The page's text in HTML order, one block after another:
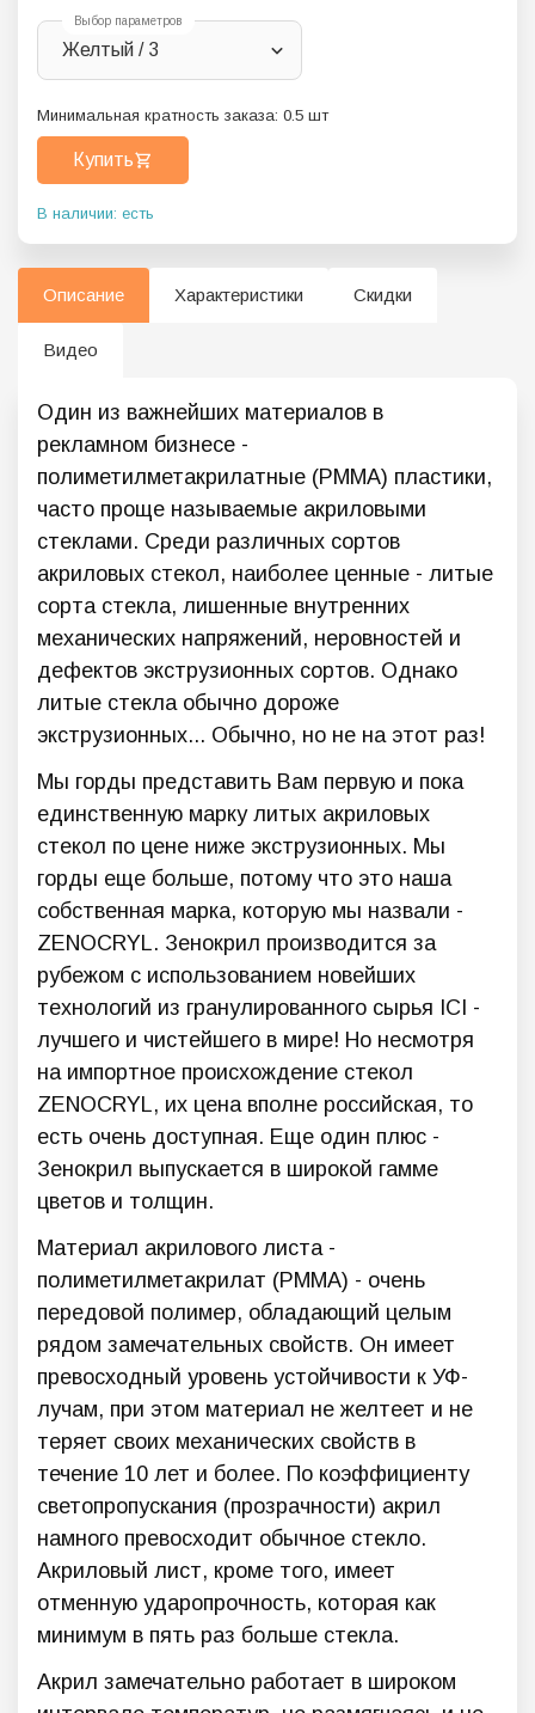
Выбор параметров
Желтый / 3
Минимальная кратность заказа: 0.5 шт
Купить
В наличии: есть
Описание Характеристики Скидки
Видео
Один из важнейших материалов в
рекламном бизнесе -
полиметилметакрилатные (PММА) пластики,
часто проще называемые акриловыми
стеклами. Среди различных сортов
акриловых стекол, наиболее ценные - литые
сорта стекла, лишенные внутренних
механических напряжений, неровностей и
дефектов экструзионных сортов. Однако
литые стекла обычно дороже
экструзионных... Обычно, но не на этот раз!
Мы горды представить Вам первую и пока
единственную марку литых акриловых
стекол по цене ниже экструзионных. Мы
горды еще больше, потому что это наша
собственная марка, которую мы назвали -
ZENOCRYL. Зенокрил производится за
рубежом с использованием новейших
технологий из гранулированного сырья ICI -
лучшего и чистейшего в мире! Но несмотря
на импортное происхождение стекол
ZENOCRYL, их цена вполне российская, то
есть очень доступная. Еще один плюс -
Зенокрил выпускается в широкой гамме
цветов и толщин.
Материал акрилового листа -
полиметилметакрилат (PMMA) - очень
передовой полимер, обладающий целым
рядом замечательных свойств. Он имеет
превосходный уровень устойчивости к УФ-
лучам, при этом материал не желтеет и не
теряет своих механических свойств в
течение 10 лет и более. По коэффициенту
светопропускания (прозрачности) акрил
намного превосходит обычное стекло.
Акриловый лист, кроме того, имеет
отменную ударопрочность, которая как
минимум в пять раз больше стекла.
Акрил замечательно работает в широком